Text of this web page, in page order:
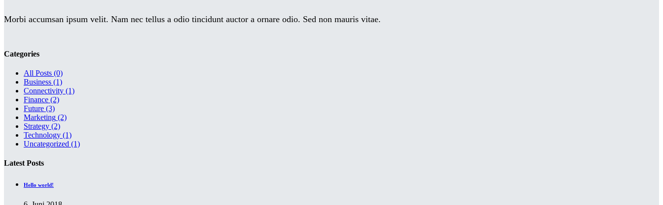
Morbi accumsan ipsum velit. Nam nec tellus a odio tincidunt auctor a ornare odio. Sed non mauris vitae.
Categories
All Posts (0)
Business (1)
Connectivity (1)
Finance (2)
Future (3)
Marketing (2)
Strategy (2)
Technology (1)
Uncategorized (1)
Latest Posts
Hello world!